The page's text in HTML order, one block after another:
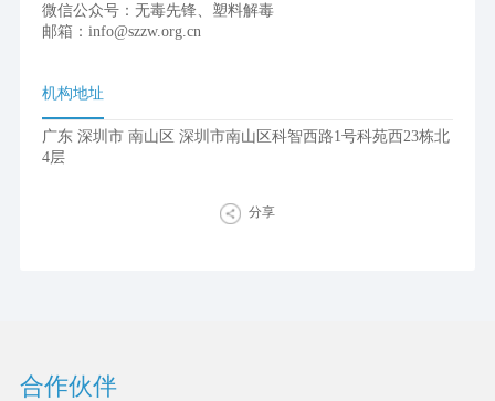
微信公众号：无毒先锋、塑料解毒
邮箱：info@szzw.org.cn
机构地址
广东 深圳市 南山区 深圳市南山区科智西路1号科苑西23栋北
4层
分享
合作伙伴